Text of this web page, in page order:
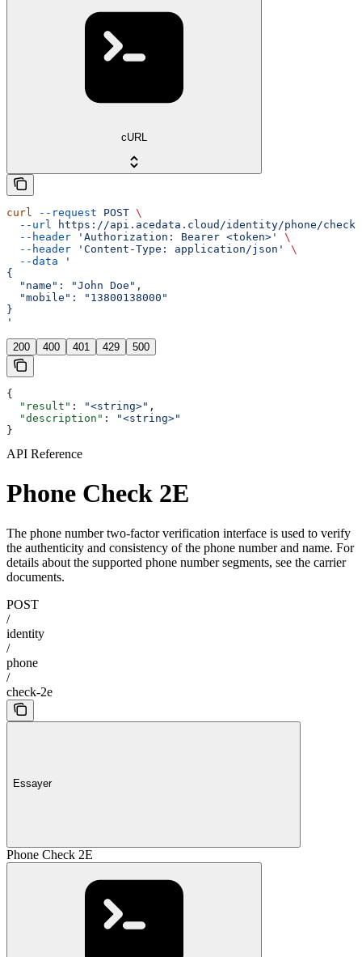
cURL
curl --request POST \
  --url
https://api.acedata.cloud/identity/phone/check-
  --header
'Authorization: Bearer <token>'
\
  --header
'Content-Type: application/json'
\
  --data
'
{
  "name": "John Doe",
  "mobile": "13800138000"
}
'
200 400 401 429 500
{
  "result"
: "<string>" ,
  "description"
:
"<string>"
}
API Reference
Phone Check 2E
The phone number two-factor verification interface is used to verify
the authenticity and consistency of the phone number and name. For
details about the supported phone number segments, see the carrier
documents.
POST
/
identity
/
phone
/
check-2e
Essayer
Phone Check 2E